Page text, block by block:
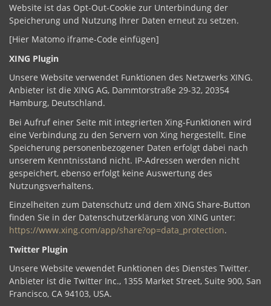
Website ist das Opt-Out-Cookie zur Unterbindung der
Speicherung und Nutzung Ihrer Daten erneut zu setzen.
[Hier Matomo iframe-Code einfügen]
XING Plugin
Unsere Website verwendet Funktionen des Netzwerks XING.
Anbieter ist die XING AG, Dammtorstraße 29-32, 20354
Hamburg, Deutschland.
Bei Aufruf einer Seite mit integrierten Xing-Funktionen wird
eine Verbindung zu den Servern von Xing hergestellt. Eine
Speicherung personenbezogener Daten erfolgt dabei nach
unserem Kenntnisstand nicht. IP-Adressen werden nicht
gespeichert, ebenso erfolgt keine Auswertung des
Nutzungsverhaltens.
Einzelheiten zum Datenschutz und dem XING Share-Button
finden Sie in der Datenschutzerklärung von XING unter:
https://www.xing.com/app/share?op=data_protection.
Twitter Plugin
Unsere Website vewendet Funktionen des Dienstes Twitter.
Anbieter ist die Twitter Inc., 1355 Market Street, Suite 900, San
Francisco, CA 94103, USA.